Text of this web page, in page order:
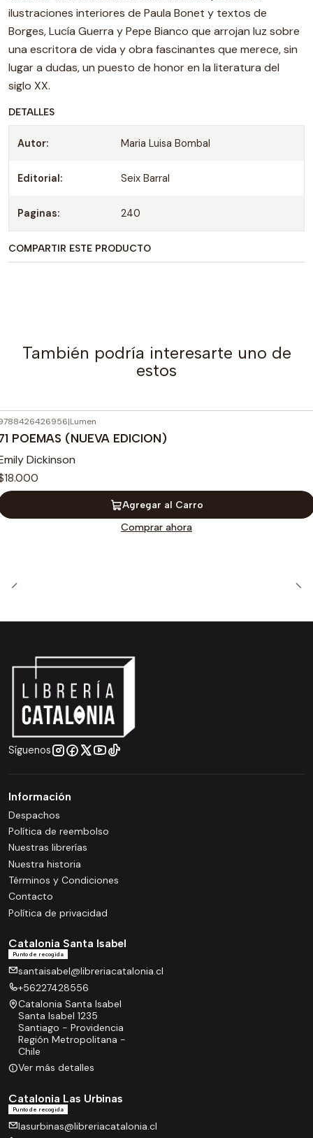
ilustraciones interiores de Paula Bonet y textos de
Borges, Lucía Guerra y Pepe Bianco que arrojan luz sobre
una escritora de vida y obra fascinantes que merece, sin
lugar a dudas, un puesto de honor en la literatura del
siglo XX.
DETALLES
Autor: Maria Luisa Bombal
Editorial: Seix Barral
Paginas: 240
COMPARTIR ESTE PRODUCTO
También podría interesarte uno de
estos
|Lumen
POEMAS (NUEVA EDICION)
Dickinson
Agregar al Carro
Comprar ahora
Síguenos
Información
Despachos
Política de reembolso
Nuestras librerías
Nuestra historia
Términos y Condiciones
Contacto
Política de privacidad
Catalonia Santa Isabel
Punto de recogida
santaisabel@libreriacatalonia.cl
+56227428556
Catalonia Santa Isabel
Santa Isabel 1235
Santiago - Providencia
Región Metropolitana -
Chile
Ver más detalles
Catalonia Las Urbinas
Punto de recogida
lasurbinas@libreriacatalonia.cl